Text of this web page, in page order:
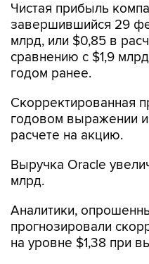
Чистая прибыль
завершившийся 29
млрд, или $0,85 в
сравнению с $1,9
годом ранее.
Скорректированная
годовом выражении и
расчете на акцию.
Выручка Oracle
млрд.
Аналитики,
прогнозировали
на уровне $1,38 при